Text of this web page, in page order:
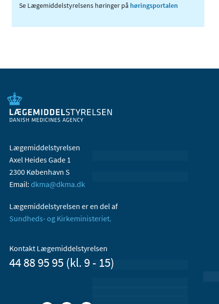
Se Lægemiddelstyrelsens høringer på høringsportalen
Lægemiddelstyrelsen
Axel Heides Gade 1
2300 København S
Email: dkma@dkma.dk
Lægemiddelstyrelsen er en del af
Sundheds- og Kirkeministeriet.
Kontakt Lægemiddelstyrelsen
44 88 95 95 (kl. 9 - 15)